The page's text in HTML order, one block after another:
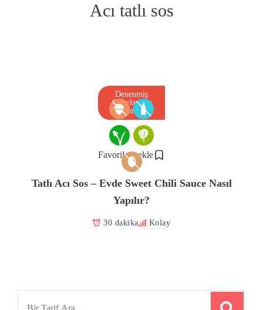
Acı tatlı sos
Favorilere ekle
Denenmiş
Onaylanmış
Tarif
Tatlı Acı Sos – Evde Sweet Chili Sauce Nasıl
Yapılır?
30 dakika Kolay